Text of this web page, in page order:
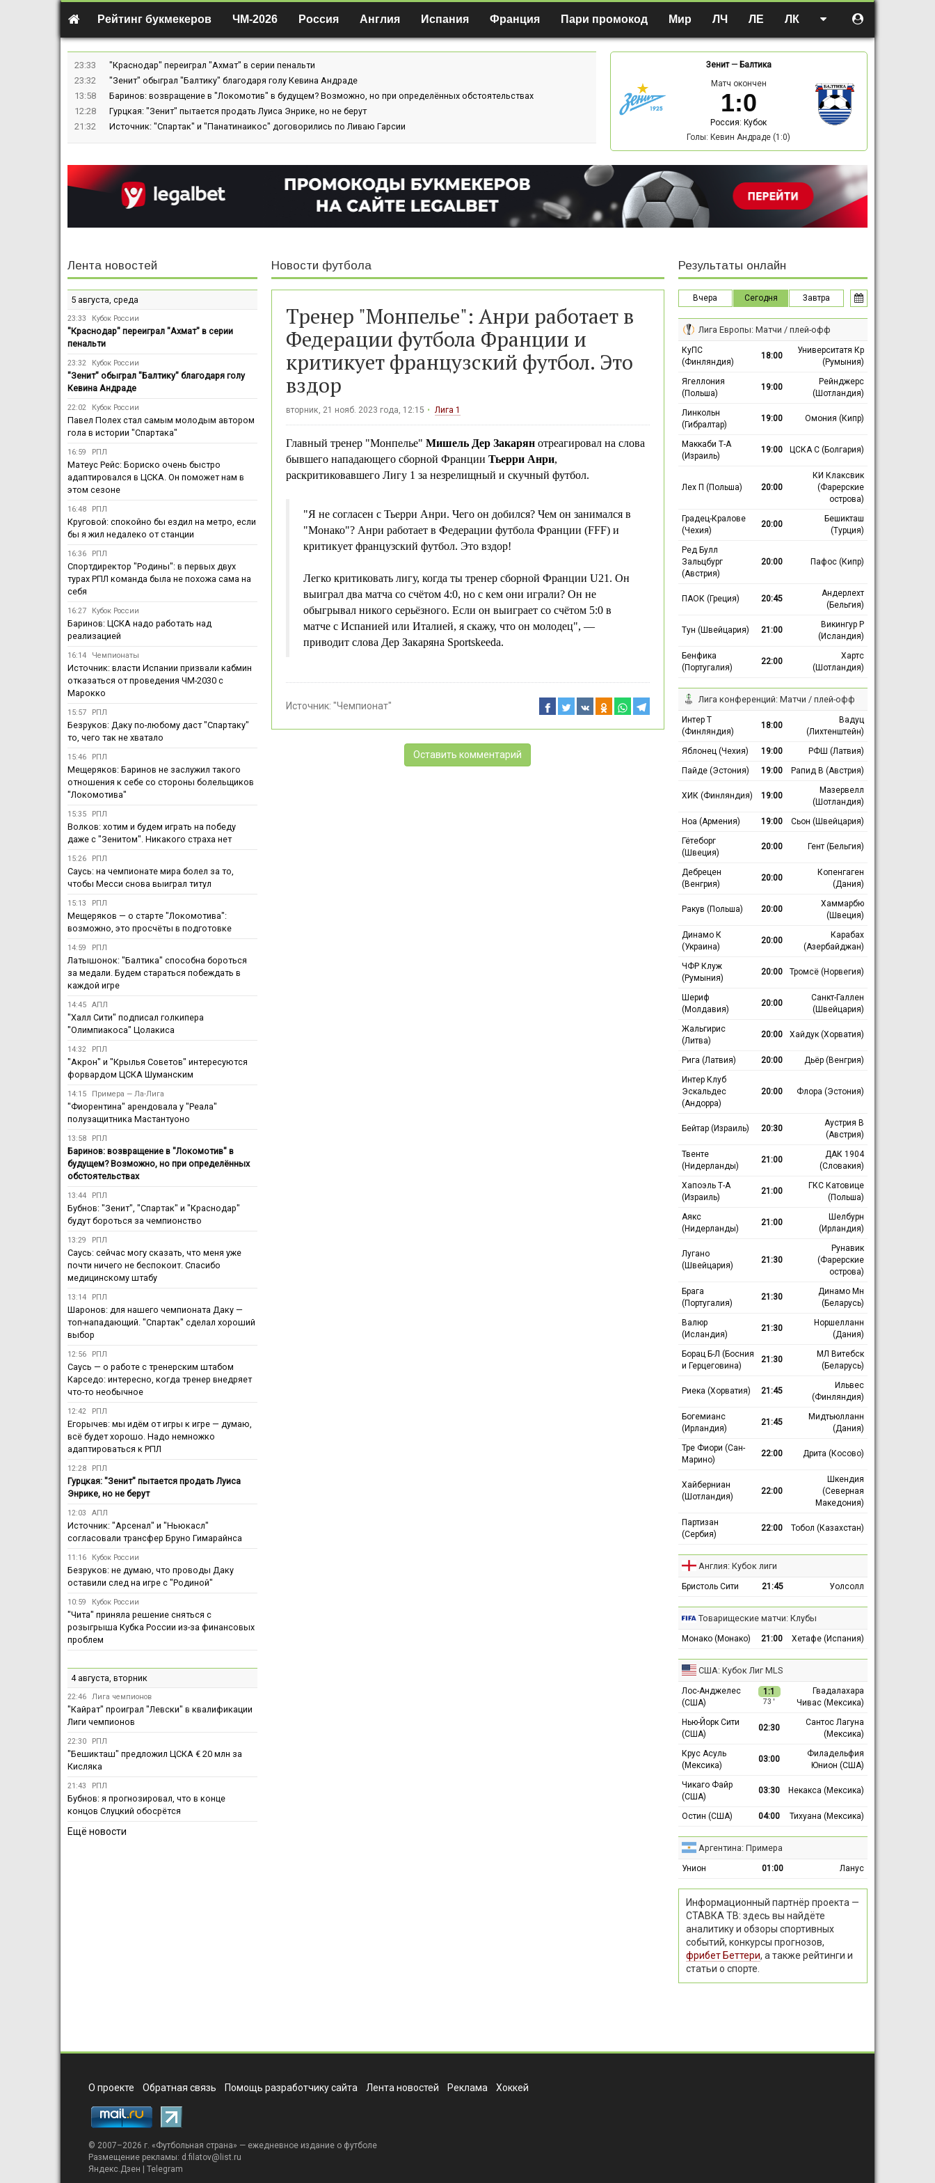
Рейтинг букмекеров ЧМ-2026 Россия Англия Испания Франция Пари промокод Мир ЛЧ ЛЕ ЛК
23:33
"Краснодар" переиграл "Ахмат" в серии пенальти
23:32
"Зенит" обыграл "Балтику" благодаря голу Кевина Андраде
13:58
Баринов: возвращение в "Локомотив" в будущем? Возможно, но при определённых обстоятельствах
12:28
Гурцкая: "Зенит" пытается продать Луиса Энрике, но не берут
21:32
Источник: "Спартак" и "Панатинаикос" договорились по Ливаю Гарсии
Зенит— Балтика
Матч окончен
1:0
Россия: Кубок
Голы: Кевин Андраде (1:0)
Новости футбола
Тренер "Монпелье": Анри работает в
Федерации футбола Франции и
критикует французский футбол. Это
вздор
вторник, 21 нояб. 2023 года, 12:15 Лига 1
Главный тренер "Монпелье" Мишель Дер Закарянотреагировал на слова
бывшего нападающего сборной Франции Тьерри Анри,
раскритиковавшего Лигу 1 за незрелищный и скучный футбол.
"Я не согласен с Тьерри Анри. Чего он добился? Чем он занимался в
"Монако"? Анри работает в Федерации футбола Франции (FFF) и
критикует французский футбол. Это вздор!
Легко критиковать лигу, когда ты тренер сборной Франции U21. Он
выиграл два матча со счётом 4:0, но с кем они играли? Он не
обыгрывал никого серьёзного. Если он выиграет со счётом 5:0 в
матче с Испанией или Италией, я скажу, что он молодец", —
приводит слова Дер Закаряна Sportskeeda.
Источник: "Чемпионат"
Оставить комментарий
Лента новостей
5 августа, среда
23:33 Кубок России
"Краснодар" переиграл "Ахмат" в серии
пенальти
23:32 Кубок России
"Зенит" обыграл "Балтику" благодаря голу
Кевина Андраде
22:02 Кубок России
Павел Полех стал самым молодым автором
гола в истории "Спартака"
16:59 РПЛ
Матеус Рейс: Бориско очень быстро
адаптировался в ЦСКА. Он поможет нам в
этом сезоне
16:48 РПЛ
Круговой: спокойно бы ездил на метро, если
бы я жил недалеко от станции
16:36 РПЛ
Спортдиректор "Родины": в первых двух
турах РПЛ команда была не похожа сама на
себя
16:27 Кубок России
Баринов: ЦСКА надо работать над
реализацией
16:14 Чемпионаты
Источник: власти Испании призвали кабмин
отказаться от проведения ЧМ-2030 с
Марокко
15:57 РПЛ
Безруков: Даку по-любому даст "Спартаку"
то, чего так не хватало
15:46 РПЛ
Мещеряков: Баринов не заслужил такого
отношения к себе со стороны болельщиков
"Локомотива"
15:35 РПЛ
Волков: хотим и будем играть на победу
даже с "Зенитом". Никакого страха нет
15:26 РПЛ
Саусь: на чемпионате мира болел за то,
чтобы Месси снова выиграл титул
15:13 РПЛ
Мещеряков — о старте "Локомотива":
возможно, это просчёты в подготовке
14:59 РПЛ
Латышонок: "Балтика" способна бороться
за медали. Будем стараться побеждать в
каждой игре
14:45 АПЛ
"Халл Сити" подписал голкипера
"Олимпиакоса" Цолакиса
14:32 РПЛ
"Акрон" и "Крылья Советов" интересуются
форвардом ЦСКА Шуманским
14:15 Примера — Ла-Лига
"Фиорентина" арендовала у "Реала"
полузащитника Мастантуоно
13:58 РПЛ
Баринов: возвращение в "Локомотив" в
будущем? Возможно, но при определённых
обстоятельствах
13:44 РПЛ
Бубнов: "Зенит", "Спартак" и "Краснодар"
будут бороться за чемпионство
13:29 РПЛ
Саусь: сейчас могу сказать, что меня уже
почти ничего не беспокоит. Спасибо
медицинскому штабу
13:14 РПЛ
Шаронов: для нашего чемпионата Даку —
топ-нападающий. "Спартак" сделал хороший
выбор
12:56 РПЛ
Саусь — о работе с тренерским штабом
Карседо: интересно, когда тренер внедряет
что-то необычное
12:42 РПЛ
Егорычев: мы идём от игры к игре — думаю,
всё будет хорошо. Надо немножко
адаптироваться к РПЛ
12:28 РПЛ
Гурцкая: "Зенит" пытается продать Луиса
Энрике, но не берут
12:03 АПЛ
Источник: "Арсенал" и "Ньюкасл"
согласовали трансфер Бруно Гимарайнса
11:16 Кубок России
Безруков: не думаю, что проводы Даку
оставили след на игре с "Родиной"
10:59 Кубок России
"Чита" приняла решение сняться с
розыгрыша Кубка России из-за финансовых
проблем
4 августа, вторник
22:46 Лига чемпионов
"Кайрат" проиграл "Левски" в квалификации
Лиги чемпионов
22:30 РПЛ
"Бешикташ" предложил ЦСКА € 20 млн за
Кисляка
21:43 РПЛ
Бубнов: я прогнозировал, что в конце
концов Слуцкий обосрётся
Ещё новости
Результаты онлайн
Вчера Сегодня Завтра
Лига Европы: Матчи / плей-офф
КуПС
(Финляндия)
18:00
Университатя Кр
(Румыния)
Ягеллония
(Польша)
19:00
Рейнджерс
(Шотландия)
Линкольн
(Гибралтар)
19:00 Омония (Кипр)
Маккаби Т-А
(Израиль)
19:00 ЦСКА С (Болгария)
Лех П (Польша) 20:00
КИ Клаксвик
(Фарерские
острова)
Градец-Кралове
(Чехия)
20:00
Бешикташ
(Турция)
Ред Булл
Зальцбург
(Австрия)
20:00 Пафос (Кипр)
ПАОК (Греция) 20:45
Андерлехт
(Бельгия)
Тун (Швейцария) 21:00
Викингур Р
(Исландия)
Бенфика
(Португалия)
22:00
Хартс
(Шотландия)
Лига конференций: Матчи / плей-офф
Интер Т
(Финляндия)
18:00
Вадуц
(Лихтенштейн)
Яблонец (Чехия)
19:00
РФШ (Латвия)
Пайде (Эстония)
19:00 Рапид В (Австрия)
ХИК (Финляндия) 19:00
Мазервелл
(Шотландия)
Ноа (Армения)
19:00
Сьон (Швейцария)
Гётеборг
(Швеция)
20:00 Гент (Бельгия)
Дебрецен
(Венгрия)
20:00
Копенгаген
(Дания)
Ракув (Польша) 20:00
Хаммарбю
(Швеция)
Динамо К
(Украина)
20:00
Карабах
(Азербайджан)
ЧФР Клуж
(Румыния)
20:00 Тромсё (Норвегия)
Шериф
(Молдавия)
20:00
Санкт-Галлен
(Швейцария)
Жальгирис
(Литва)
20:00 Хайдук (Хорватия)
Рига (Латвия) 20:00
Дьёр (Венгрия)
Интер Клуб
Эскальдес
(Андорра)
20:00 Флора (Эстония)
Бейтар (Израиль) 20:30
Аустрия В
(Австрия)
Твенте
(Нидерланды)
21:00
ДАК 1904
(Словакия)
Хапоэль Т-А
(Израиль)
21:00
ГКС Катовице
(Польша)
Аякс
(Нидерланды)
21:00
Шелбурн
(Ирландия)
Лугано
(Швейцария)
21:30
Рунавик
(Фарерские
острова)
Брага
(Португалия)
21:30
Динамо Мн
(Беларусь)
Валюр
(Исландия)
21:30
Норшелланн
(Дания)
Борац Б-Л (Босния
и Герцеговина)
21:30
МЛ Витебск
(Беларусь)
Риека (Хорватия) 21:45
Ильвес
(Финляндия)
Богемианс
(Ирландия)
21:45
Мидтьюлланн
(Дания)
Тре Фиори (Сан-
Марино)
22:00 Дрита (Косово)
Хайберниан
(Шотландия)
22:00
Шкендия
(Северная
Македония)
Партизан
(Сербия)
22:00 Тобол (Казахстан)
Англия: Кубок лиги
Бристоль Сити 21:45 Уолсолл
Товарищеские матчи: Клубы
Монако (Монако) 21:00 Хетафе (Испания)
США: Кубок Лиг MLS
Лос-Анджелес
(США)
1:1
73 ′
Гвадалахара
Чивас (Мексика)
Нью-Йорк Сити
(США)
02:30
Сантос Лагуна
(Мексика)
Крус Асуль
(Мексика)
03:00
Филадельфия
Юнион (США)
Чикаго Файр
(США)
03:30 Некакса (Мексика)
Остин (США) 04:00 Тихуана (Мексика)
Аргентина: Примера
Унион 01:00 Ланус
Информационный партнёр проекта —
СТАВКА ТВ: здесь вы найдёте
аналитику и обзоры спортивных
событий, конкурсы прогнозов,
фрибет Беттери, а также рейтинги и
статьи о спорте.
О проекте Обратная связь Помощь разработчику сайта Лента новостей Реклама Хоккей
© 2007–2026 г. «Футбольная страна» — ежедневное издание о футболе
Размещение рекламы: d.filatov@list.ru
Яндекс.Дзен | Telegram